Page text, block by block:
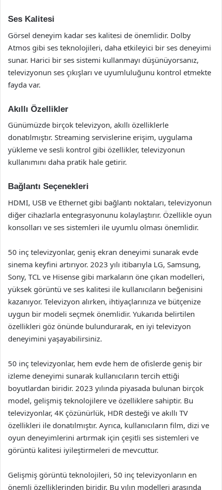
Ses Kalitesi
Görsel deneyim kadar ses kalitesi de önemlidir. Dolby
Atmos gibi ses teknolojileri, daha etkileyici bir ses deneyimi
sunar. Harici bir ses sistemi kullanmayı düşünüyorsanız,
televizyonun ses çıkışları ve uyumluluğunu kontrol etmekte
fayda var.
Akıllı Özellikler
Günümüzde birçok televizyon, akıllı özelliklerle
donatılmıştır. Streaming servislerine erişim, uygulama
yükleme ve sesli kontrol gibi özellikler, televizyonun
kullanımını daha pratik hale getirir.
Bağlantı Seçenekleri
HDMI, USB ve Ethernet gibi bağlantı noktaları, televizyonun
diğer cihazlarla entegrasyonunu kolaylaştırır. Özellikle oyun
konsolları ve ses sistemleri ile uyumlu olması önemlidir.
50 inç televizyonlar, geniş ekran deneyimi sunarak evde
sinema keyfini artırıyor. 2023 yılı itibarıyla LG, Samsung,
Sony, TCL ve Hisense gibi markaların öne çıkan modelleri,
yüksek görüntü ve ses kalitesi ile kullanıcıların beğenisini
kazanıyor. Televizyon alırken, ihtiyaçlarınıza ve bütçenize
uygun bir modeli seçmek önemlidir. Yukarıda belirtilen
özellikleri göz önünde bulundurarak, en iyi televizyon
deneyimini yaşayabilirsiniz.
50 inç televizyonlar, hem evde hem de ofislerde geniş bir
izleme deneyimi sunarak kullanıcıların tercih ettiği
boyutlardan biridir. 2023 yılında piyasada bulunan birçok
model, gelişmiş teknolojilere ve özelliklere sahiptir. Bu
televizyonlar, 4K çözünürlük, HDR desteği ve akıllı TV
özellikleri ile donatılmıştır. Ayrıca, kullanıcıların film, dizi ve
oyun deneyimlerini artırmak için çeşitli ses sistemleri ve
görüntü kalitesi iyileştirmeleri de mevcuttur.
Gelişmiş görüntü teknolojileri, 50 inç televizyonların en
önemli özelliklerinden biridir. Bu yılın modelleri arasında